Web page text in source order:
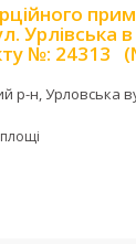
Урлівська
№: 24313
р-н, Урловська